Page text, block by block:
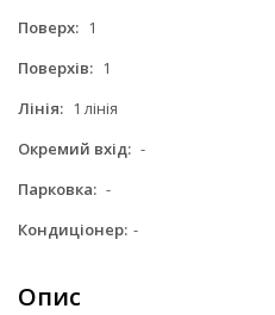
Поверх: 1
Поверхів: 1
Лінія: 1 лінія
Окремий вхід: -
Парковка: -
Кондиціонер: -
Опис